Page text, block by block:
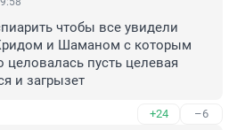
чтобы все увидели
и Шаманом с которым
целовалась пусть целевая
и загрызет
+24 –6